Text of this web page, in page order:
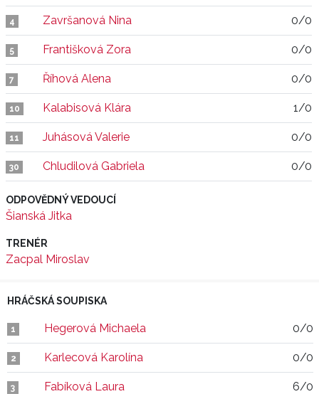
4 Završanová Nina 0/0
5 Františková Zora 0/0
7 Říhová Alena 0/0
10 Kalabisová Klára 1/0
11 Juhásová Valerie 0/0
30 Chludilová Gabriela 0/0
ODPOVĚDNÝ VEDOUCÍ
Šianská Jitka
TRENÉR
Zacpal Miroslav
HRÁČSKÁ SOUPISKA
1 Hegerová Michaela 0/0
2 Karlecová Karolína 0/0
3 Fabíková Laura 6/0